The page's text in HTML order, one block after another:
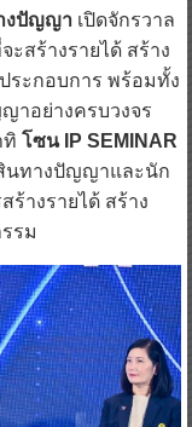
งปัญญาเปิดจักรวาล
สร้างรายได้ สร้าง
ระกอบการ พร้อมทั้ง
าอย่างครบวงจร
ทิ โซน IP SEMINAR
สินทางปัญญาและนัก
างรายได้ สร้าง
รม